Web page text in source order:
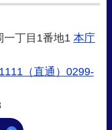
一丁目1番地1 本庁
（直通）0299-